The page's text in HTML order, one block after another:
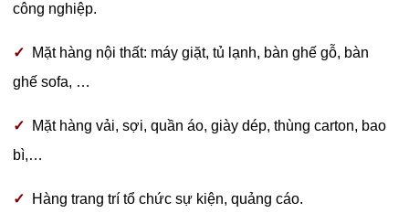
công nghiệp.
✓
Mặt hàng nội thất: máy giặt, tủ lạnh, bàn ghế gỗ, bàn
ghế sofa, …
✓
Mặt hàng vải, sợi, quần áo, giày dép, thùng carton, bao
bì,…
✓ Hàng trang trí tổ chức sự kiện, quảng cáo.